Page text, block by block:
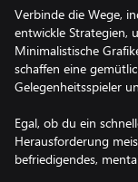
Verbinde die Wege,
entwickle Strategien,
Minimalistische
schaffen eine
Gelegenheitsspieler
Egal, ob du ein
Herausforderung
befriedigendes,